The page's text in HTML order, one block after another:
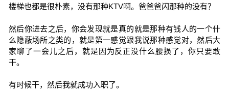
楼梯也都是很朴素，没有那种KTV啊。爸爸爸闪那种的没有？
然后你进去之后，你会发现就是真的就是那种有钱人的一个什
么隐蔽场所之类的，就是第一感觉跟我说那种感觉对，然后大
家聊了一会儿之后，就是因为反正没什么腰损了，你只要敢
干。
有时候干，然后我就成功入职了。